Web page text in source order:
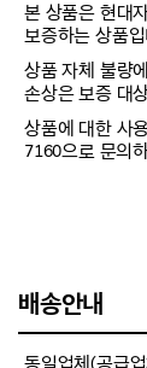
본 상품은 현대
보증하는 상품
상품 자체 불량
손상은 보증 대
상품에 대한 사
7160으로 문의
배송안내